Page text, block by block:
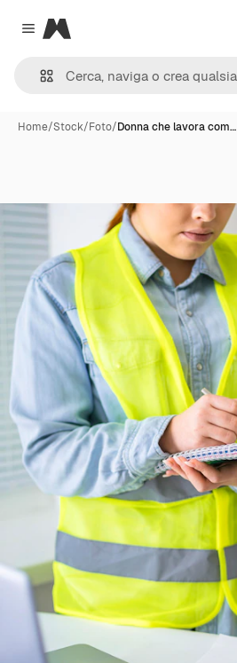
Close menu
Magnific
Home/Stock/Foto/Donna che lavora com…